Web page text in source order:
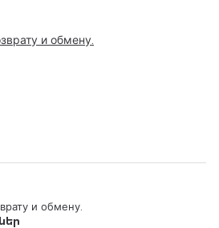
и обмену.
и обмену.